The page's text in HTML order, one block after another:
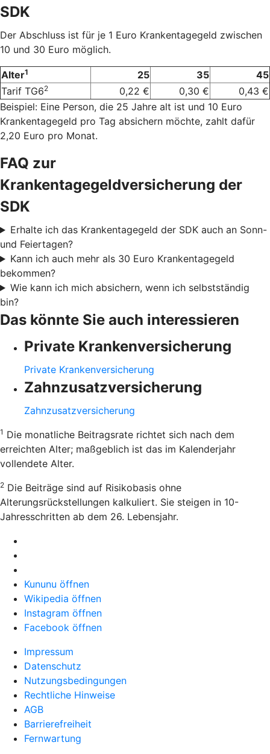
SDK
Der Abschluss ist für je 1 Euro Krankentagegeld zwischen
10 und 30 Euro möglich.
Alter1 25 35
45
Tarif TG62 0,22 € 0,30 €
0,43 €
Beispiel: Eine Person, die 25 Jahre alt ist und 10 Euro
Krankentagegeld pro Tag absichern möchte, zahlt dafür
2,20 Euro pro Monat.
FAQ zur
Krankentagegeldversicherung der
SDK
Erhalte ich das Krankentagegeld der SDK auch an Sonn-
und Feiertagen?
Kann ich auch mehr als 30 Euro Krankentagegeld
bekommen?
Wie kann ich mich absichern, wenn ich selbstständig
bin?
Das könnte Sie auch interessieren
Private Krankenversicherung
Private Krankenversicherung
Zahnzusatzversicherung
Zahnzusatzversicherung
1 Die monatliche Beitragsrate richtet sich nach dem
erreichten Alter; maßgeblich ist das im Kalenderjahr
vollendete Alter.
2 Die Beiträge sind auf Risikobasis ohne
Alterungsrückstellungen kalkuliert. Sie steigen in 10-
Jahresschritten ab dem 26. Lebensjahr.
Kununu öffnen
Wikipedia öffnen
Instagram öffnen
Facebook öffnen
Impressum
Datenschutz
Nutzungsbedingungen
Rechtliche Hinweise
AGB
Barrierefreiheit
Fernwartung